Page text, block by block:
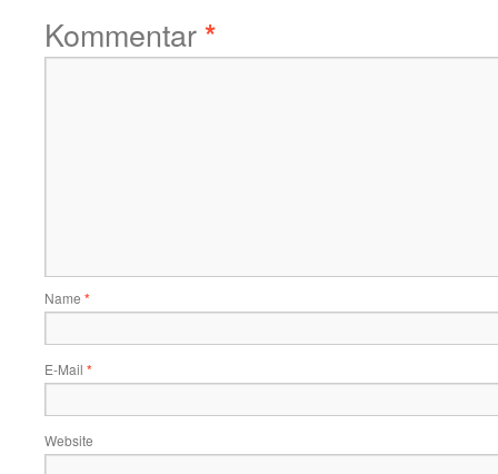
Kommentar*
Name *
E-Mail *
Website